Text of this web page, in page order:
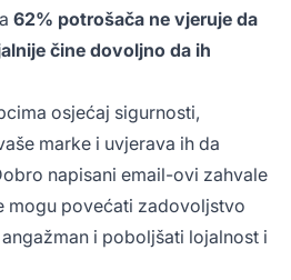
62% potrošača ne vjeruje da
čine dovoljno da ih
osjećaj sigurnosti,
marke i uvjerava ih da
napisani email-ovi zahvale
mogu povećati zadovoljstvo
i poboljšati lojalnost i